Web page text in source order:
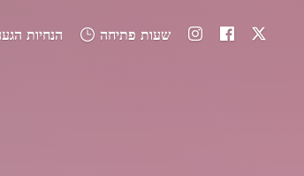
הנחיות שעות פתיחה